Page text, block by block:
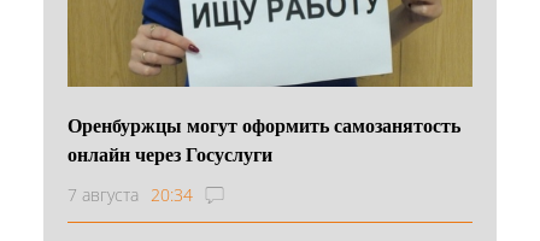
Оренбуржцы могут оформить самозанятость
онлайн через Госуслуги
7 августа 20:34